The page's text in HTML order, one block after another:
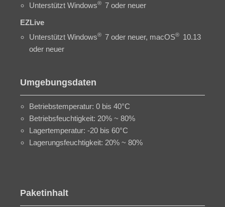
Unterstützt Windows® 7 oder neuer
EZLive
Unterstützt Windows® 7 oder neuer, macOS®
10.13
oder neuer
Umgebungsdaten
Betriebstemperatur: 0 bis 40°C
Betriebsfeuchtigkeit: 20% ~ 80%
Lagertemperatur: -20 bis 60°C
Lagerungsfeuchtigkeit: 20% ~ 80%
Paketinhalt